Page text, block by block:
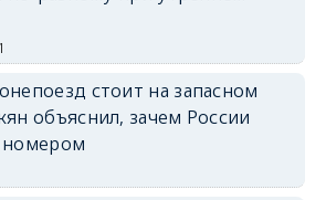
стоит на запасном
объяснил, зачем России
номером